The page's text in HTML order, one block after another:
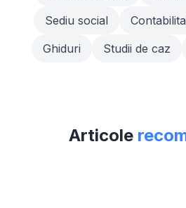
Sediu social
Ghiduri
Studii de caz
Articole